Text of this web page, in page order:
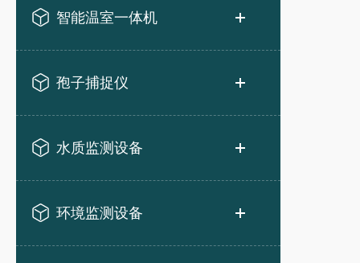
智能温室一体机
孢子捕捉仪
水质监测设备
环境监测设备